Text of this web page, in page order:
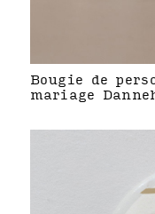
Bougie de
mariage